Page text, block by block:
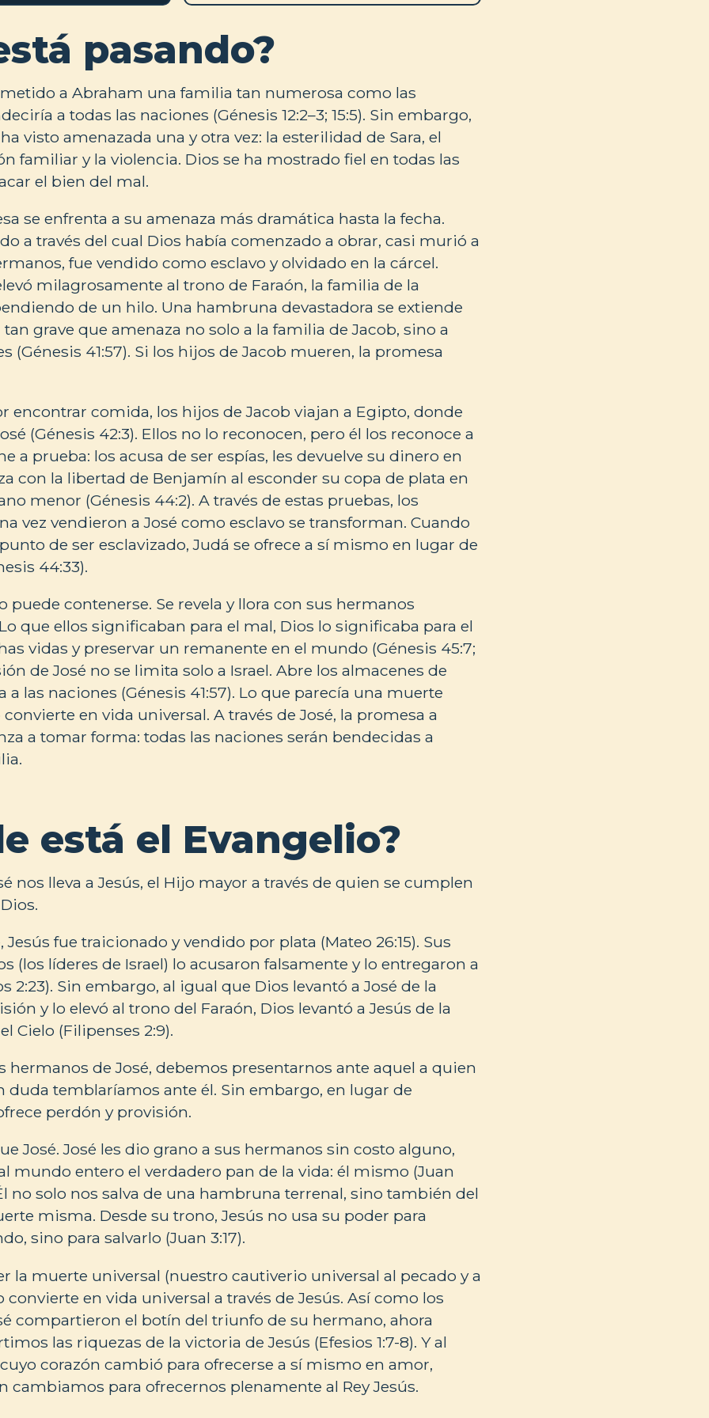
pasando?
a Abraham una familia tan numerosa como las
a todas las naciones (Génesis 12:2–3; 15:5). Sin embargo,
visto amenazada una y otra vez: la esterilidad de Sara, el
familiar y la violencia. Dios se ha mostrado fiel en todas las
el bien del mal.
se enfrenta a su amenaza más dramática hasta la fecha.
a través del cual Dios había comenzado a obrar, casi murió a
fue vendido como esclavo y olvidado en la cárcel.
milagrosamente al trono de Faraón, la familia de la
de un hilo. Una hambruna devastadora se extiende
grave que amenaza no solo a la familia de Jacob, sino a
(Génesis 41:57). Si los hijos de Jacob mueren, la promesa
encontrar comida, los hijos de Jacob viajan a Egipto, donde
(Génesis 42:3). Ellos no lo reconocen, pero él los reconoce a
a prueba: los acusa de ser espías, les devuelve su dinero en
con la libertad de Benjamín al esconder su copa de plata en
menor (Génesis 44:2). A través de estas pruebas, los
vez vendieron a José como esclavo se transforman. Cuando
de ser esclavizado, Judá se ofrece a sí mismo en lugar de
44:33).
puede contenerse. Se revela y llora con sus hermanos
Lo que ellos significaban para el mal, Dios lo significaba para el
vidas y preservar un remanente en el mundo (Génesis 45:7;
de José no se limita solo a Israel. Abre los almacenes de
las naciones (Génesis 41:57). Lo que parecía una muerte
en vida universal. A través de José, la promesa a
a tomar forma: todas las naciones serán bendecidas a
está el Evangelio?
nos lleva a Jesús, el Hijo mayor a través de quien se cumplen
Jesús fue traicionado y vendido por plata (Mateo 26:15). Sus
(los líderes de Israel) lo acusaron falsamente y lo entregaron a
2:23). Sin embargo, al igual que Dios levantó a José de la
y lo elevó al trono del Faraón, Dios levantó a Jesús de la
Cielo (Filipenses 2:9).
hermanos de José, debemos presentarnos ante aquel a quien
duda temblaríamos ante él. Sin embargo, en lugar de
perdón y provisión.
José. José les dio grano a sus hermanos sin costo alguno,
mundo entero el verdadero pan de la vida: él mismo (Juan
Él no solo nos salva de una hambruna terrenal, sino también del
misma. Desde su trono, Jesús no usa su poder para
sino para salvarlo (Juan 3:17).
la muerte universal (nuestro cautiverio universal al pecado y a
convierte en vida universal a través de Jesús. Así como los
compartieron el botín del triunfo de su hermano, ahora
las riquezas de la victoria de Jesús (Efesios 1:7-8). Y al
corazón cambió para ofrecerse a sí mismo en amor,
cambiamos para ofrecernos plenamente al Rey Jesús.